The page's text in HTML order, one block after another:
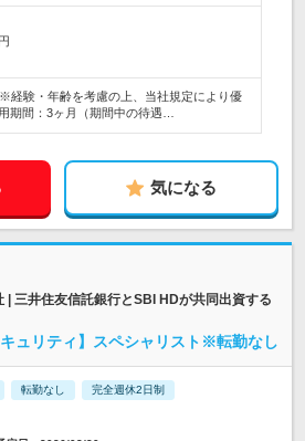
経験・年齢を考慮の上、当社規定により優
期間：3ヶ月（期間中の待遇…
気になる
| 三井住友信託銀行とSBI HDが共同出資する
キュリティ】スペシャリスト※転勤なし
転勤なし 完全週休2日制